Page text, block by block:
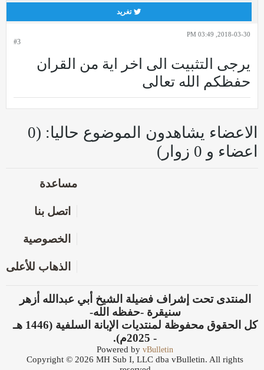
تغريد
#3
2018-03-30, 03:49 PM
يرجى التثبيت الى اخر اية من القران
حفظكم الله تعالى
الاعضاء يشاهدون الموضوع حاليا: (0
اعضاء و 0 زوار)
مساعدة
اتصل بنا
الخصوصية
الذهاب للأعلى
المنتدى تحت إشراف فضيلة الشيخ أبي عبدالله أزهر
سنيقرة -حفظه الله-
كل الحقوق محفوظة لمنتديات الإبانة السلفية (1446 هـ
- 2025م).
Powered by vBulletin
Copyright © 2026 MH Sub I, LLC dba vBulletin. All rights